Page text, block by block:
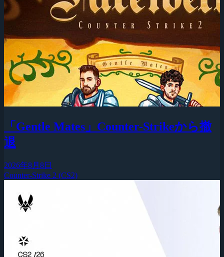
「Gentle Mates」Counter-Strikeから撤
退
2026年8月8日
Counter-Strike 2 (CS2)